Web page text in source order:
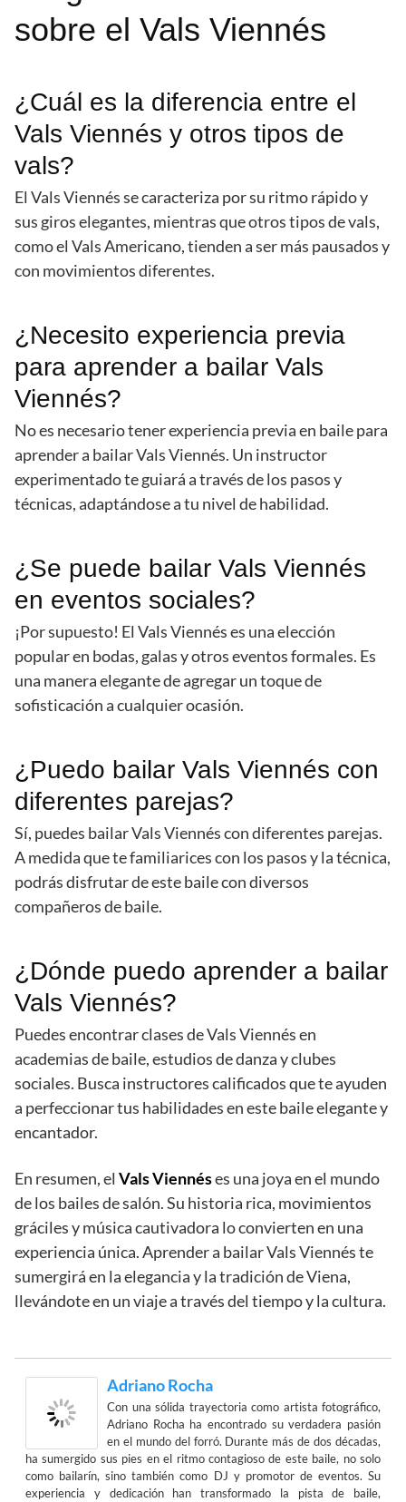
sobre el Vals Viennés
¿Cuál es la diferencia entre el
Vals Viennés y otros tipos de
vals?
El Vals Viennés se caracteriza por su ritmo rápido y
sus giros elegantes, mientras que otros tipos de vals,
como el Vals Americano, tienden a ser más pausados y
con movimientos diferentes.
¿Necesito experiencia previa
para aprender a bailar Vals
Viennés?
No es necesario tener experiencia previa en baile para
aprender a bailar Vals Viennés. Un instructor
experimentado te guiará a través de los pasos y
técnicas, adaptándose a tu nivel de habilidad.
¿Se puede bailar Vals Viennés
en eventos sociales?
¡Por supuesto! El Vals Viennés es una elección
popular en bodas, galas y otros eventos formales. Es
una manera elegante de agregar un toque de
sofisticación a cualquier ocasión.
¿Puedo bailar Vals Viennés con
diferentes parejas?
Sí, puedes bailar Vals Viennés con diferentes parejas.
A medida que te familiarices con los pasos y la técnica,
podrás disfrutar de este baile con diversos
compañeros de baile.
¿Dónde puedo aprender a bailar
Vals Viennés?
Puedes encontrar clases de Vals Viennés en
academias de baile, estudios de danza y clubes
sociales. Busca instructores calificados que te ayuden
a perfeccionar tus habilidades en este baile elegante y
encantador.
En resumen, el Vals Viennéses una joya en el mundo
de los bailes de salón. Su historia rica, movimientos
gráciles y música cautivadora lo convierten en una
experiencia única. Aprender a bailar Vals Viennés te
sumergirá en la elegancia y la tradición de Viena,
llevándote en un viaje a través del tiempo y la cultura.
Adriano Rocha
Con una sólida trayectoria como artista fotográfico,
Adriano Rocha ha encontrado su verdadera pasión
en el mundo del forró. Durante más de dos décadas,
ha sumergido sus pies en el ritmo contagioso de este baile, no solo
como bailarín, sino también como DJ y promotor de eventos. Su
experiencia y dedicación han transformado la pista de baile,